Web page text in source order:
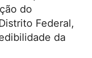
do
Federal,
da